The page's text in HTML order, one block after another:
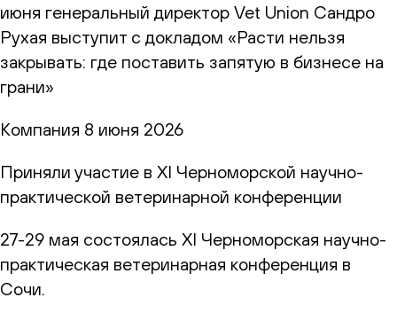
июня генеральный директор Vet Union Сандро
Рухая выступит с докладом «Расти нельзя
закрывать: где поставить запятую в бизнесе на
грани»
Компания 8 июня 2026
Приняли участие в XI Черноморской научно-
практической ветеринарной конференции
27-29 мая состоялась XI Черноморская научно-
практическая ветеринарная конференция в
Сочи.